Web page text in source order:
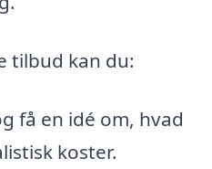
tilbud kan du:
få en idé om, hvad
koster.